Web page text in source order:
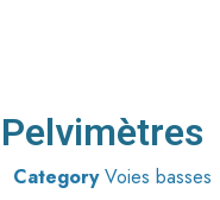
Pelvimètres
Category Voies basses